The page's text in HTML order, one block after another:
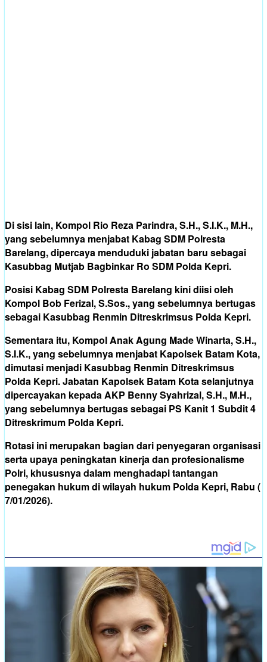
Di sisi lain, Kompol Rio Reza Parindra, S.H., S.I.K., M.H.,
yang sebelumnya menjabat Kabag SDM Polresta
Barelang, dipercaya menduduki jabatan baru sebagai
Kasubbag Mutjab Bagbinkar Ro SDM Polda Kepri.
Posisi Kabag SDM Polresta Barelang kini diisi oleh
Kompol Bob Ferizal, S.Sos., yang sebelumnya bertugas
sebagai Kasubbag Renmin Ditreskrimsus Polda Kepri.
Sementara itu, Kompol Anak Agung Made Winarta, S.H.,
S.I.K., yang sebelumnya menjabat Kapolsek Batam Kota,
dimutasi menjadi Kasubbag Renmin Ditreskrimsus
Polda Kepri. Jabatan Kapolsek Batam Kota selanjutnya
dipercayakan kepada AKP Benny Syahrizal, S.H., M.H.,
yang sebelumnya bertugas sebagai PS Kanit 1 Subdit 4
Ditreskrimum Polda Kepri.
Rotasi ini merupakan bagian dari penyegaran organisasi
serta upaya peningkatan kinerja dan profesionalisme
Polri, khususnya dalam menghadapi tantangan
penegakan hukum di wilayah hukum Polda Kepri, Rabu (
7/01/2026).